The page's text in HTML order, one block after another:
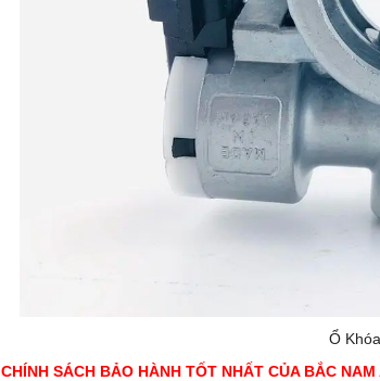
Ổ
CHÍNH SÁCH BẢO HÀNH TỐT NHẤT CỦA BẮC NAM